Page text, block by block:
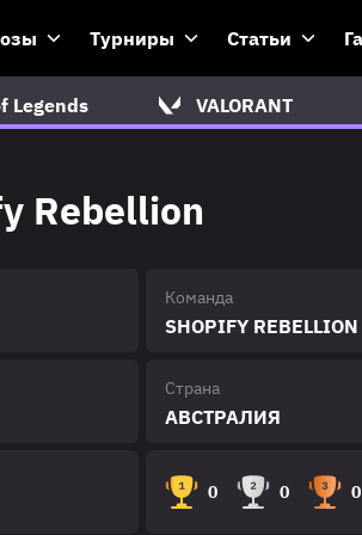
Турниры Статьи
Legends VALORANT
Rebellion
Команда
SHOPIFY REBELLION
Страна
АВСТРАЛИЯ
0 0 0